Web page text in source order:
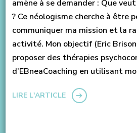
amène à se demander : Que
? Ce néologisme cherche à être
communiquer ma mission et la
activité. Mon objectif (Eric
proposer des thérapies
d’EBneaCoaching en utilisant
LIRE L'ARTICLE